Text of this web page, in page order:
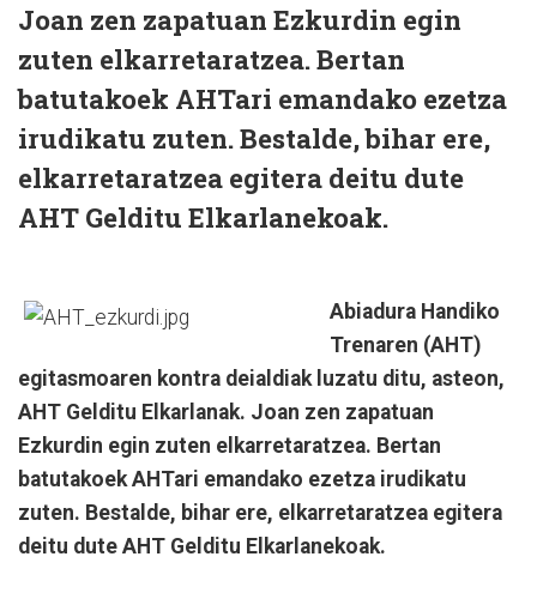
Joan zen zapatuan Ezkurdin egin
zuten elkarretaratzea. Bertan
batutakoek AHTari emandako ezetza
irudikatu zuten. Bestalde, bihar ere,
elkarretaratzea egitera deitu dute
AHT Gelditu Elkarlanekoak.
Abiadura Handiko
Trenaren (AHT)
egitasmoaren kontra deialdiak luzatu ditu, asteon,
AHT Gelditu Elkarlanak. Joan zen zapatuan
Ezkurdin egin zuten elkarretaratzea. Bertan
batutakoek AHTari emandako ezetza irudikatu
zuten. Bestalde, bihar ere, elkarretaratzea egitera
deitu dute AHT Gelditu Elkarlanekoak.